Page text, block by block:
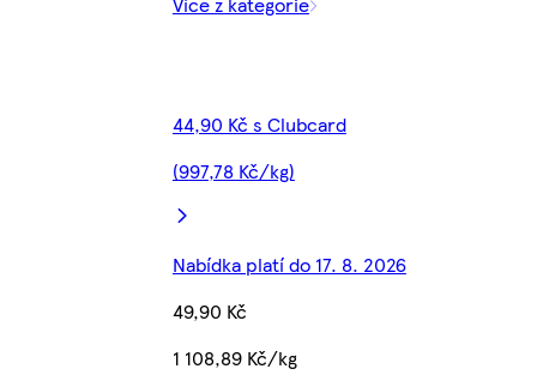
44,90 Kč s Clubcard
(997,78 Kč/kg)
Nabídka platí do 17. 8. 2026
49,90 Kč
1 108,89 Kč/kg